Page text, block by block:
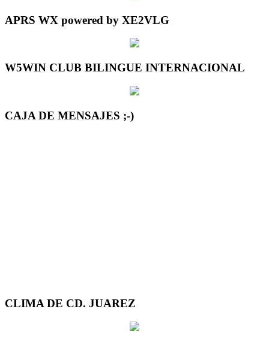
APRS WX powered by XE2VLG
W5WIN CLUB BILINGUE INTERNACIONAL
CAJA DE MENSAJES ;-)
CLIMA DE CD. JUAREZ